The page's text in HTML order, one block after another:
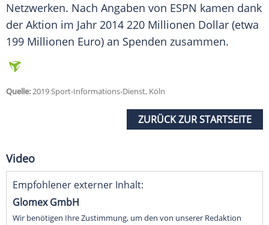
Netzwerken. Nach Angaben von ESPN kamen dank
der Aktion im Jahr 2014 220 Millionen Dollar (etwa
199 Millionen Euro) an Spenden zusammen.
Quelle:2019 Sport-Informations-Dienst, Köln
ZURÜCK ZUR STARTSEITE
Video
Empfohlener externer Inhalt:
Glomex GmbH
Wir benötigen Ihre Zustimmung, um den von unserer Redaktion